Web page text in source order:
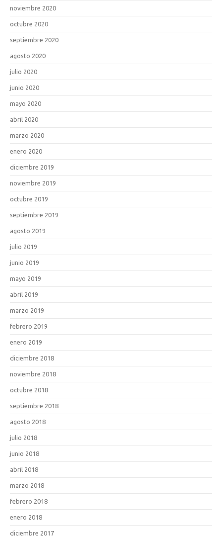
noviembre 2020
octubre 2020
septiembre 2020
agosto 2020
julio 2020
junio 2020
mayo 2020
abril 2020
marzo 2020
enero 2020
diciembre 2019
noviembre 2019
octubre 2019
septiembre 2019
agosto 2019
julio 2019
junio 2019
mayo 2019
abril 2019
marzo 2019
febrero 2019
enero 2019
diciembre 2018
noviembre 2018
octubre 2018
septiembre 2018
agosto 2018
julio 2018
junio 2018
abril 2018
marzo 2018
febrero 2018
enero 2018
diciembre 2017